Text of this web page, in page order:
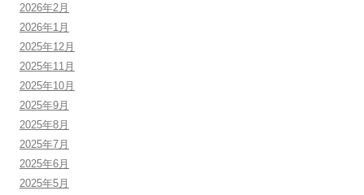
2026年2月
2026年1月
2025年12月
2025年11月
2025年10月
2025年9月
2025年8月
2025年7月
2025年6月
2025年5月